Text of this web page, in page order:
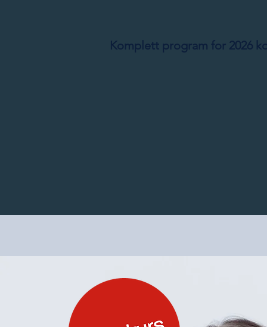
Komplett program for 2026